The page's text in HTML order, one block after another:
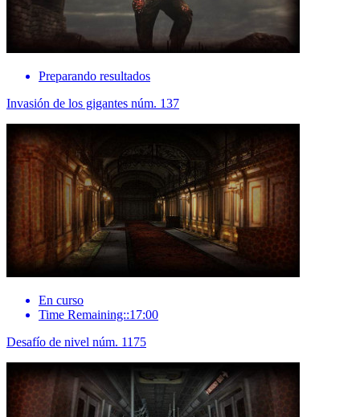
Preparando resultados
Invasión de los gigantes núm. 137
En curso
Time Remaining::17:00
Desafío de nivel núm. 1175